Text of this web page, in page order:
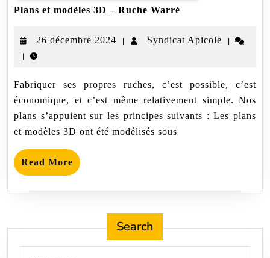
Plans et modèles 3D – Ruche Warré
3D
26 décembre 2024
26
| Syndicat Apicole
Syndicat
|
|
Fabriquer ses propres ruches, c’est possible, c’est
économique, et c’est même relativement simple. Nos
plans s’appuient sur les principes suivants : Les plans
et modèles 3D ont été modélisés sous
Read More Read
More
Search